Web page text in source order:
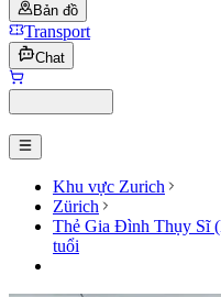
Bản đồ
Transport
Chat
Khu vực Zurich
Zürich
Thẻ Gia Đình Thụy Sĩ
tuổi